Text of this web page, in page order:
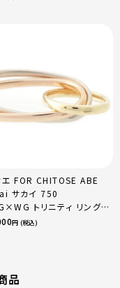
エ FOR CHITOSE ABE
サカイ 750
トリニティ リング
チカラー 50 51 52
円 (税込)
品